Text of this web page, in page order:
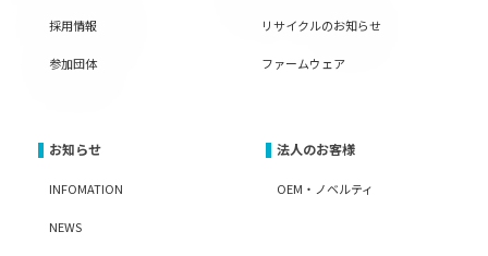
採用情報
参加団体
リサイクルのお知らせ
ファームウェア
お知らせ
INFOMATION
NEWS
法人のお客様
OEM・ノベルティ